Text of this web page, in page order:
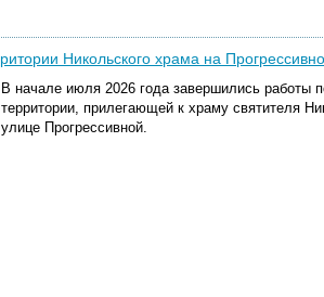
Никольского храма на
В начале июля 2026 года завершились работы
территории, прилегающей к храму святителя
улице Прогрессивной.